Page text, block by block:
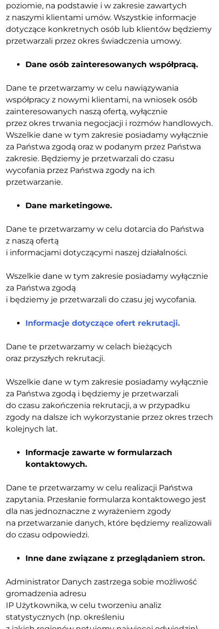
poziomie, na podstawie i w zakresie zawartych
z naszymi klientami umów. Wszystkie informacje
dotyczące konkretnych osób lub klientów będziemy
przetwarzali przez okres świadczenia umowy.
Dane osób zainteresowanych współpracą.
Dane te przetwarzamy w celu nawiązywania
współpracy z nowymi klientami, na wniosek osób
zainteresowanych naszą ofertą, wyłącznie
przez okres trwania negocjacji i rozmów handlowych.
Wszelkie dane w tym zakresie posiadamy wyłącznie
za Państwa zgodą oraz w podanym przez Państwa
zakresie. Będziemy je przetwarzali do czasu
wycofania przez Państwa zgody na ich
przetwarzanie.
Dane marketingowe.
Dane te przetwarzamy w celu dotarcia do Państwa
z naszą ofertą
i informacjami dotyczącymi naszej działalności.
Wszelkie dane w tym zakresie posiadamy wyłącznie
za Państwa zgodą
i będziemy je przetwarzali do czasu jej wycofania.
Informacje dotyczące ofert rekrutacji.
Dane te przetwarzamy w celach bieżących
oraz przyszłych rekrutacji.
Wszelkie dane w tym zakresie posiadamy wyłącznie
za Państwa zgodą i będziemy je przetwarzali
do czasu zakończenia rekrutacji, a w przypadku
zgody na dalsze ich wykorzystanie przez okres trzech
kolejnych lat.
Informacje zawarte w formularzach
kontaktowych.
Dane te przetwarzamy w celu realizacji Państwa
zapytania. Przesłanie formularza kontaktowego jest
dla nas jednoznaczne z wyrażeniem zgody
na przetwarzanie danych, które będziemy realizowali
do czasu odpowiedzi.
Inne dane związane z przeglądaniem stron.
Administrator Danych zastrzega sobie możliwość
gromadzenia adresu
IP Użytkownika, w celu tworzeniu analiz
statystycznych (np. określeniu